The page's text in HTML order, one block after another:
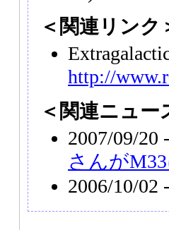
＜関連リンク
http://
＜関連ニュー
2007/09/20 -
さんが
2006/10/02 -